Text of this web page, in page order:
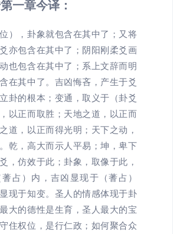
一章今译：
），卦象就包含在其中了；又将
亦包含在其中了；阴阳刚柔爻画
也包含在其中了；系上文辞而明
在其中了。吉凶悔吝，产生于爻
卦的根本；变通，取义于（卦爻
以正而取胜；天地之道，以正而
道，以正而得光明；天下之动，
乾，高大而示人平易；坤，卑下
，仿效于此；卦象，取像于此，
占）内，吉凶显现于（蓍占）
现于知变。圣人的情感体现于卦
大的德性是生育，圣人最大的宝
住权位，是行仁政；如何聚合众